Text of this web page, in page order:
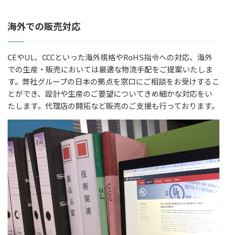
空気環境ソリューション
生産受託サービス
選ばれる理由
よくある質問
生産受託について
工場・クリーンルームの省エネ事例
CSR活動／情報公開
環境方針
環境負荷マスバランス
環境目標と結果
主な社会・地域貢献活動
海外での販売対応
CEやUL、CCCといった海外規格やRoHS指令への対応、海外
での生産・販売においては最適な物流手配をご提案いたしま
す。弊社グループの日本の拠点を窓口にご相談をお受けするこ
とができ、設計や生産のご要望についてきめ細かな対応をい
たします。代理店の開拓など販売のご支援も行っております。